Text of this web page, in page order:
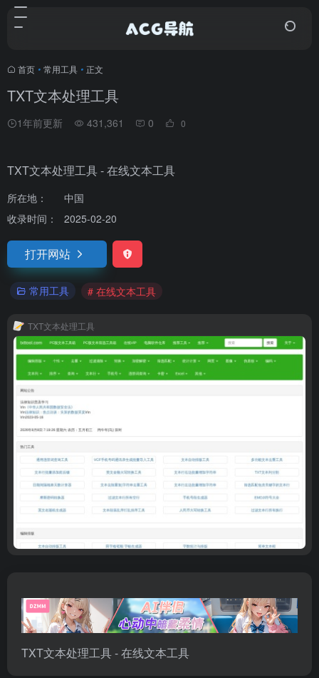
首页 • 常用工具 • 正文
TXT文本处理工具
1年前更新 431,361 0 0
TXT文本处理工具 - 在线文本工具
所在地：
中国
收录时间：
2025-02-20
打开网站
常用工具 # 在线文本工具
TXT文本处理工具
TXT文本处理工具 - 在线文本工具